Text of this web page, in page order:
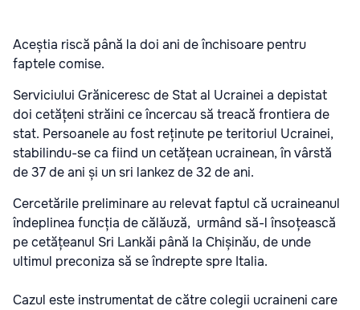
Aceștia riscă până la doi ani de închisoare pentru
faptele comise.
Serviciului Grăniceresc de Stat al Ucrainei a depistat
doi cetățeni străini ce încercau să treacă frontiera de
stat. Persoanele au fost reținute pe teritoriul Ucrainei,
stabilindu-se ca fiind un cetățean ucrainean, în vârstă
de 37 de ani și un sri lankez de 32 de ani.
Cercetările preliminare au relevat faptul că ucraineanul
îndeplinea funcția de călăuză, urmând să-l însoțească
pe cetățeanul Sri Lankăi până la Chișinău, de unde
ultimul preconiza să se îndrepte spre Italia.
Cazul este instrumentat de către colegii ucraineni care